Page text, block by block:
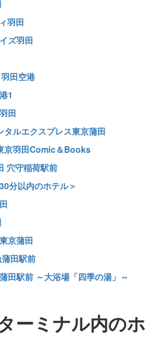
羽田
ズ羽田
田空港
1
田
タルエクスプレス東京蒲田
京羽田Comic＆Books
穴守稲荷駅前
分以内のホテル＞
京蒲田
田駅前
田駅前 ～大浴場「四季の湯」～
ーミナル内のホ